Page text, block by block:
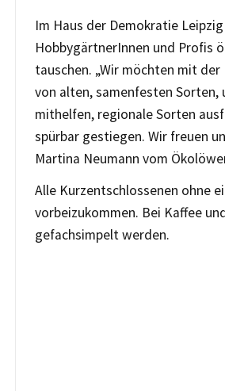
Im Haus der Demokratie
HobbygärtnerInnen und Profis
tauschen. „Wir möchten mit
von alten, samenfesten Sorten,
mithelfen, regionale Sorten
spürbar gestiegen. Wir freuen
Martina Neumann vom
Alle Kurzentschlossenen ohne
vorbeizukommen. Bei Kaffee
gefachsimpelt werden.